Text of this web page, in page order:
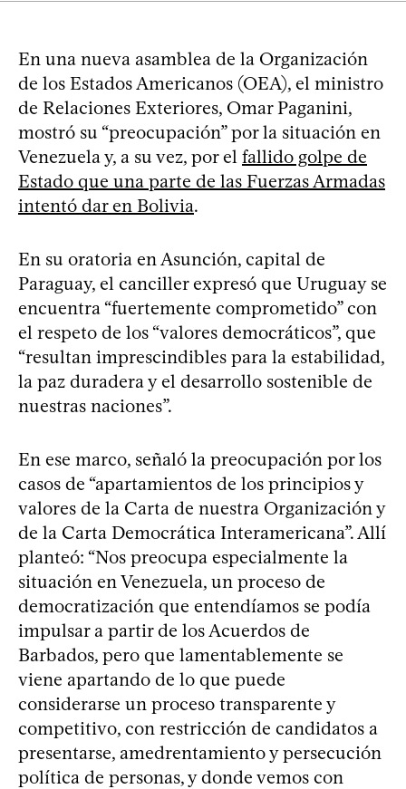
En una nueva asamblea de la Organización
de los Estados Americanos (OEA), el ministro
de Relaciones Exteriores, Omar Paganini,
mostró su “preocupación” por la situación en
Venezuela y, a su vez, por el fallido golpe de
Estado que una parte de las Fuerzas Armadas
intentó dar en Bolivia.
En su oratoria en Asunción, capital de
Paraguay, el canciller expresó que Uruguay se
encuentra “fuertemente comprometido” con
el respeto de los “valores democráticos”, que
“resultan imprescindibles para la estabilidad,
la paz duradera y el desarrollo sostenible de
nuestras naciones”.
En ese marco, señaló la preocupación por los
casos de “apartamientos de los principios y
valores de la Carta de nuestra Organización y
de la Carta Democrática Interamericana”. Allí
planteó: “Nos preocupa especialmente la
situación en Venezuela, un proceso de
democratización que entendíamos se podía
impulsar a partir de los Acuerdos de
Barbados, pero que lamentablemente se
viene apartando de lo que puede
considerarse un proceso transparente y
competitivo, con restricción de candidatos a
presentarse, amedrentamiento y persecución
política de personas, y donde vemos con